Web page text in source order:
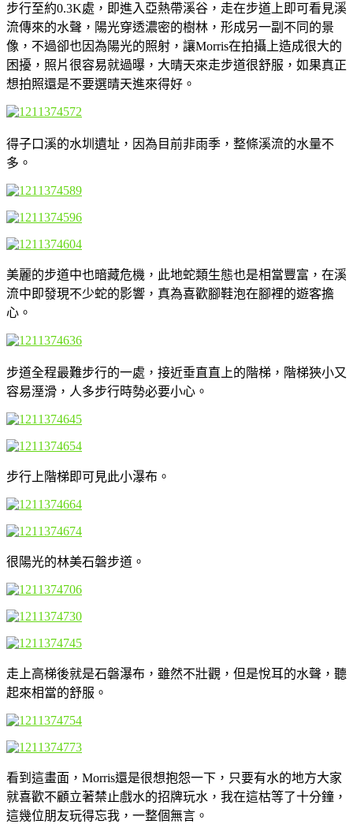
步行至約0.3K處，即進入亞熱帶溪谷，走在步道上即可看見溪
流傳來的水聲，陽光穿透濃密的樹林，形成另一副不同的景
像，不過卻也因為陽光的照射，讓Morris在拍攝上造成很大的
困擾，照片很容易就過曝，大晴天來走步道很舒服，如果真正
想拍照還是不要選晴天進來得好。
得子口溪的水圳遺址，因為目前非雨季，整條溪流的水量不
多。
美麗的步道中也暗藏危機，此地蛇類生態也是相當豐富，在溪
流中即發現不少蛇的影響，真為喜歡腳鞋泡在腳裡的遊客擔
心。
步道全程最難步行的一處，接近垂直直上的階梯，階梯狹小又
容易溼滑，人多步行時勢必要小心。
步行上階梯即可見此小瀑布。
很陽光的林美石磐步道。
走上高梯後就是石磐瀑布，雖然不壯觀，但是悅耳的水聲，聽
起來相當的舒服。
看到這畫面，Morris還是很想抱怨一下，只要有水的地方大家
就喜歡不顧立著禁止戲水的招牌玩水，我在這枯等了十分鐘，
這幾位朋友玩得忘我，一整個無言。